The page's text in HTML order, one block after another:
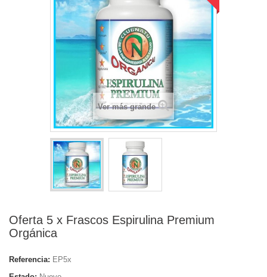
Ver más grande
Oferta 5 x Frascos Espirulina Premium
Orgánica
Referencia: EP5x